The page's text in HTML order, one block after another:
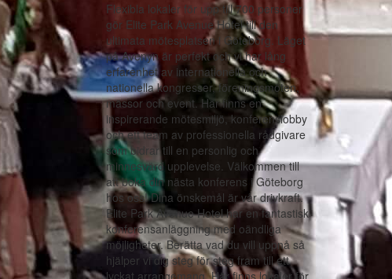
Flexibla lokaler för upp till 700 personer
gör Elite Park Avenue Hotel till den
ultimata mötesplatsen i Göteborg. Läget
på Avenyn är perfekt och vi har lång
erfarenhet av internationella och
nationella kongresser, föreningsmöten,
mässor och event. Här finns en
inspirerande mötesmiljö, konferenslobby
och ett team av professionella rådgivare
som bidrar till en personlig och
minnesvärd upplevelse. Välkommen till
att boka din nästa konferens i Göteborg
hos oss! Dina önskemål är vår drivkraft.
Elite Park Avenue Hotel har en fantastisk
konferensanläggning med oändliga
möjligheter. Berätta vad du vill uppnå så
hjälper vi dig steg för steg fram till ett